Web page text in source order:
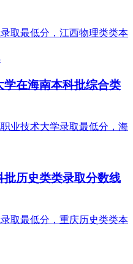
学在海南本科批综合类
批历史类类录取分数线